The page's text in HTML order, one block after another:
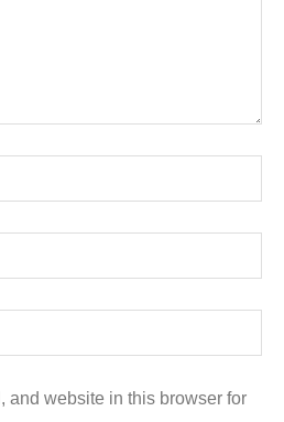
and website in this browser for